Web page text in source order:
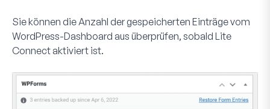
Sie können die Anzahl der gespeicherten Einträge vom
WordPress-Dashboard aus überprüfen, sobald Lite
Connect aktiviert ist.